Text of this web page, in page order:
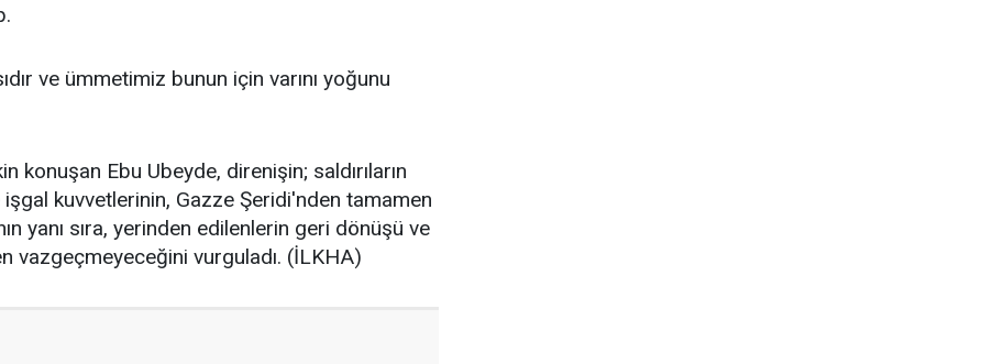
ve ümmetimiz bunun için varını yoğunu
konuşan Ebu Ubeyde, direnişin; saldırıların
kuvvetlerinin, Gazze Şeridi'nden tamamen
yanı sıra, yerinden edilenlerin geri dönüşü ve
vazgeçmeyeceğini vurguladı. (İLKHA)